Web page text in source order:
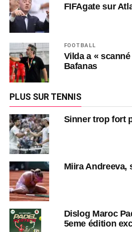
FIFAgate sur
FOOTBALL
Vilda a «
Bafanas
PLUS SUR TENNIS
Sinner trop fort
Miira Andreeva,
Dislog Maroc
5eme édition